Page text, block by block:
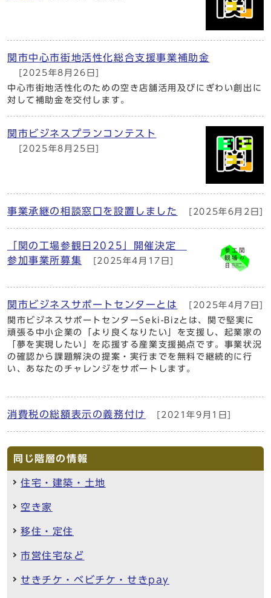
関市中心市街地活性化総合支援事業補助金
[2025年8月26日]
中心市街地活性化のための空き店舗活用及びにぎわい創出に
対して補助金を交付します。
関市ビジネスプランコンテスト
[2025年8月25日]
事業承継の相談窓口を設置しました [2025年6月2日]
「関の工場参観日2025」開催決定
参加事業所募集
[2025年4月17日]
関市ビジネスサポートセンターとは
[2025年4月7日]
関市ビジネスサポートセンターSeki-Bizとは、関で堅実に
頑張る中小企業の「より良くなりたい」を支援し、起業家の
「夢を実現したい」を応援する産業支援拠点です。事業状況
の確認から課題解決の提案・実行までを無料で継続的に行
い、あなたのチャレンジをサポートします。
消費税の総額表示の義務付け [2021年9月1日]
同じ階層の情報
住宅・建築・土地
空き家
移住・定住
市営住宅など
せきチケ・ベビチケ・せきpay